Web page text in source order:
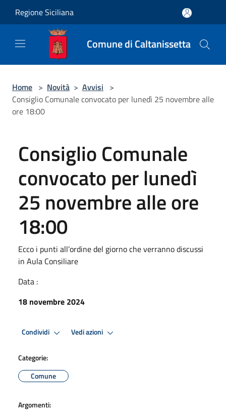
Regione Siciliana
Comune di Caltanissetta
Home > Novità > Avvisi >
Consiglio Comunale convocato per lunedì 25 novembre alle
ore 18:00
Consiglio Comunale
convocato per lunedì
25 novembre alle ore
18:00
Ecco i punti all’ordine del giorno che verranno discussi
in Aula Consiliare
Data :
18 novembre 2024
Condividi Vedi azioni
Categorie:
Comune
Argomenti: